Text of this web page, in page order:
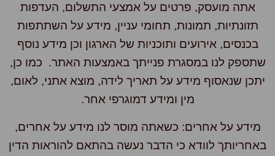
אתה מועסק, פרטים על אמצעי התשלום, העדפות
תזונתיות, תמונות, תחומי עניין, מידע על השתתפות
בכנסים, אירועים ותוכניות של הארגון וכן מידע נוסף
לנו במסגרת פנייתך באמצעות האתר. כמו כן,
שנאסוף מידע על תאריך לידה, מוצא אתני, לאום,
מין ומידע דמוגרפי אחר.
מידע על אחרים: כשאתה מוסר לנו מידע על אחרים,
לוודא כי הדבר נעשה בהתאם להוראות הדין